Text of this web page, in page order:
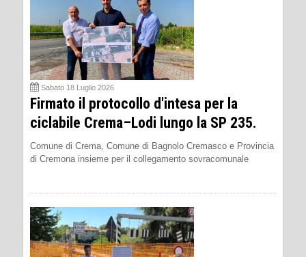
Sabato 18 Luglio 2026
Firmato il protocollo d'intesa per la
ciclabile Crema–Lodi lungo la SP 235.
Comune di Crema, Comune di Bagnolo Cremasco e Provincia
di Cremona insieme per il collegamento sovracomunale